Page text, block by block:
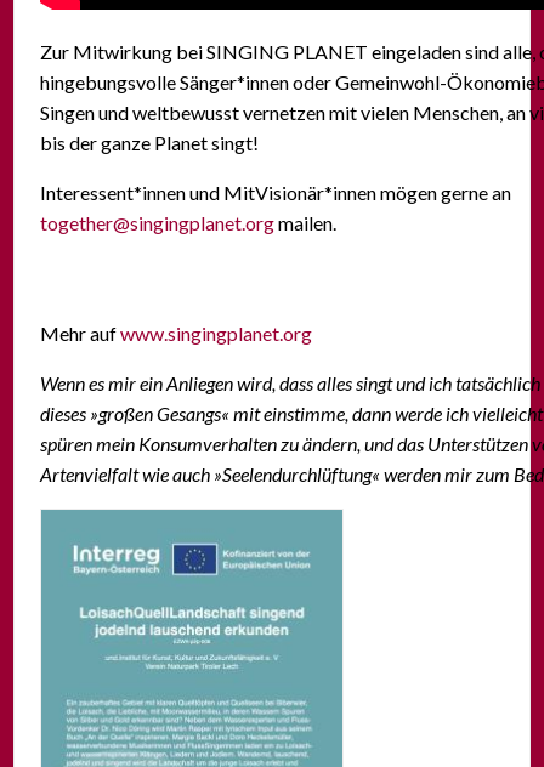
Zur Mitwirkung bei SINGING PLANET eingeladen sind alle,
hingebungsvolle Sänger*innen oder Gemeinwohl-
Singen und weltbewusst vernetzen mit vielen Menschen, an
bis der ganze Planet singt!
Interessent*innen und MitVisionär*innen mögen gerne an
together@singingplanet.orgmailen.
Mehr aufwww.singingplanet.org
Wenn es mir ein Anliegen wird, dass alles singt und ich
dieses »großen Gesangs« mit einstimme, dann werde ich
spüren mein Konsumverhalten zu ändern, und das Unterstützen
Artenvielfalt wie auch »Seelendurchlüftung« werden mir zum